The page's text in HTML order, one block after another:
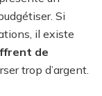
Si
il existe
de
trop d’argent.